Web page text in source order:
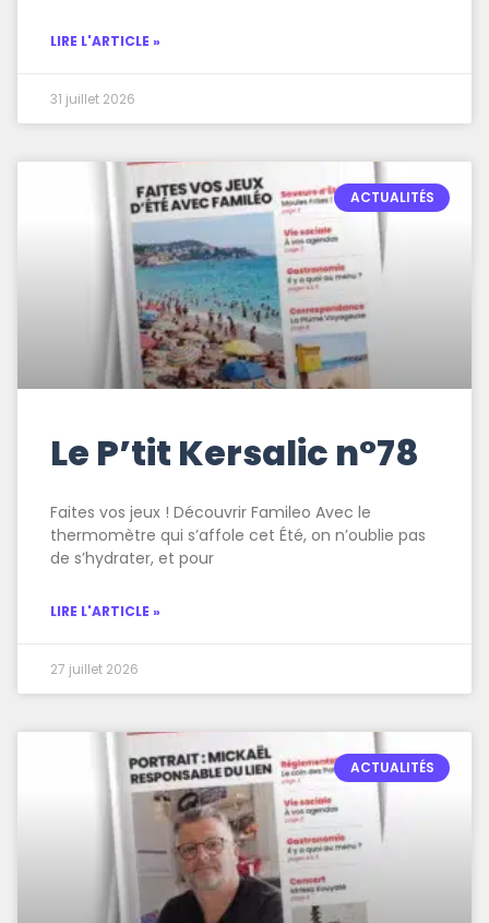
LIRE L'ARTICLE »
31 juillet 2026
ACTUALITÉS
Le P’tit Kersalic n°78
Faites vos jeux ! Découvrir Famileo Avec le
thermomètre qui s’affole cet Été, on n’oublie pas
de s’hydrater, et pour
LIRE L'ARTICLE »
27 juillet 2026
ACTUALITÉS